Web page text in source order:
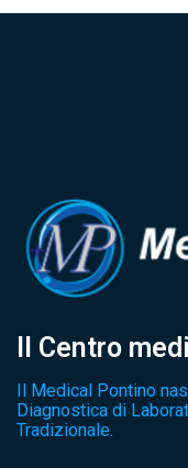
Il Centro
Il Medical Pontino
Diagnostica di
Tradizionale.